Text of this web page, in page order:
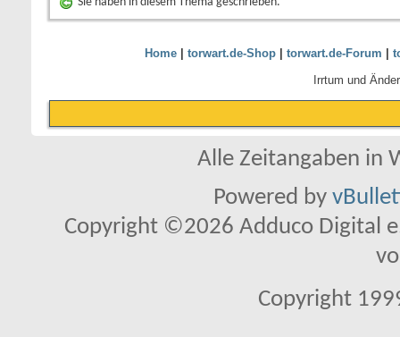
Sie haben in diesem Thema geschrieben.
Home| torwart.de-Shop| torwart.de-Forum
Irrtum und
Alle Zeitangaben in
Powered by
Copyright ©2026 Adduco Digital
Copyright